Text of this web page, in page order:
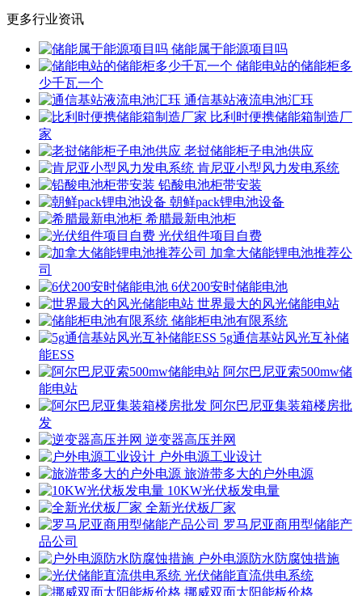
更多行业资讯
储能属于能源项目吗
储能电站的储能柜多
少千瓦一个
通信基站液流电池汇珏
比利时便携储能箱制造厂
家
老挝储能柜子电池供应
肯尼亚小型风力发电系统
铅酸电池柜带安装
朝鲜pack锂电池设备
希腊最新电池柜
光伏组件项目自费
加拿大储能锂电池推荐公
司
6伏200安时储能电池
世界最大的风光储能电站
储能柜电池有限系统
5g通信基站风光互补储
能ESS
阿尔巴尼亚索500mw储
能电站
阿尔巴尼亚集装箱楼房批
发
逆变器高压并网
户外电源工业设计
旅游带多大的户外电源
10KW光伏板发电量
全新光伏板厂家
罗马尼亚商用型储能产
品公司
户外电源防水防腐蚀措施
光伏储能直流供电系统
挪威双面太阳能板价格